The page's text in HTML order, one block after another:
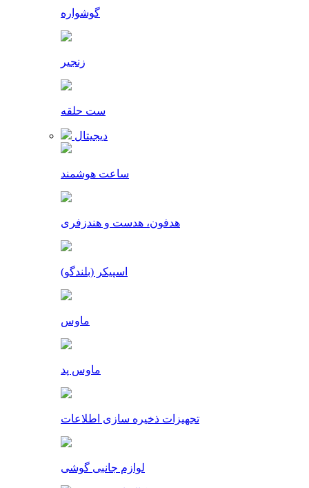
گوشواره
زنجیر
ست حلقه
دیجیتال
ساعت هوشمند
هدفون، هدست و هندزفری
اسپیکر (بلندگو)
ماوس
ماوس پد
تجهیزات ذخیره سازی اطلاعات
لوازم جانبی گوشی